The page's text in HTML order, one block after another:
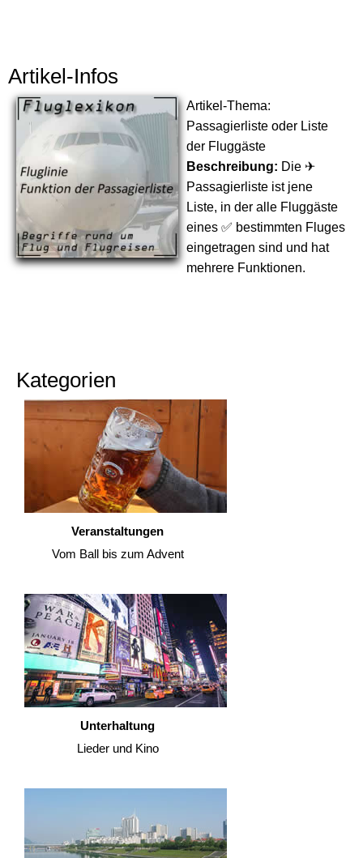
Artikel-Infos
Artikel-Thema:
Passagierliste oder Liste
der Fluggäste
Beschreibung: Die ✈
Passagierliste ist jene
Liste, in der alle Fluggäste
eines ✅ bestimmten Fluges
eingetragen sind und hat
mehrere Funktionen.
Kategorien
Veranstaltungen
Vom Ball bis zum Advent
Unterhaltung
Lieder und Kino